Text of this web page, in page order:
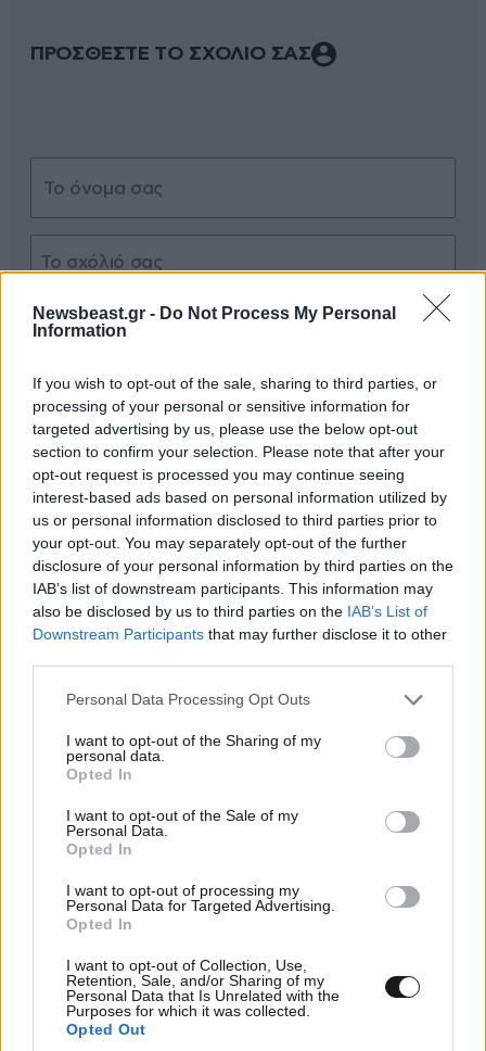
Newsbeast.gr - Do Not Process My Personal
Information
If you wish to opt-out of the sale, sharing to third parties, or
processing of your personal or sensitive information for
targeted advertising by us, please use the below opt-out
section to confirm your selection. Please note that after your
opt-out request is processed you may continue seeing
interest-based ads based on personal information utilized by
us or personal information disclosed to third parties prior to
your opt-out. You may separately opt-out of the further
disclosure of your personal information by third parties on the
IAB’s list of downstream participants. This information may
also be disclosed by us to third parties on the IAB’s List of
Downstream Participants that may further disclose it to other
Please note that this website/app uses one or more Google
not limited to your visit or usage behaviour. You may click to
grant or deny consent to Google and its third-party tags to
use your data for below specified purposes in below Google
consent section.
Personal Data Processing Opt Outs
I want to opt-out of the Sharing of my
personal data.
Opted In
I want to opt-out of the Sale of my
Personal Data.
Opted In
I want to opt-out of processing my
Personal Data for Targeted Advertising.
Opted In
I want to opt-out of Collection, Use,
Retention, Sale, and/or Sharing of my
Personal Data that Is Unrelated with the
Purposes for which it was collected.
Opted Out
ΠΡΟΣΘΕΣΤΕ ΤΟ ΣΧΟΛΙΟ ΣΑΣ
Xαρακτήρες: 0/1000
ΠΡΟΣΘΗΚΗ
TRENDING
ΕΛΛΑΔΑ06·08·2026 21:47
Τραγωδία στα Μάλια: «Ο πανικός τη σκότωσε»
– Τι λένε μάρτυρες για τη 42χρονη Ολλανδή
που πνίγηκε προσπαθώντας να σώσει τη φίλη